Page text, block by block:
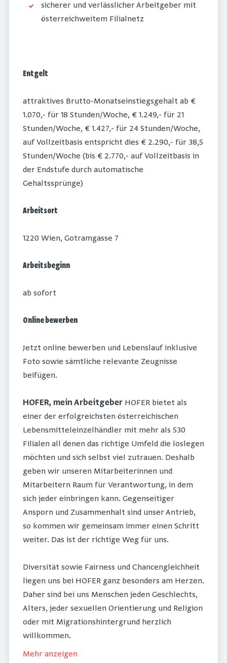
sicherer und verlässlicher Arbeitgeber mit
österreichweitem Filialnetz
Entgelt
attraktives Brutto-Monatseinstiegsgehalt ab €
1.070,- für 18 Stunden/Woche, € 1.249,- für 21
Stunden/Woche, € 1.427,- für 24 Stunden/Woche,
auf Vollzeitbasis entspricht dies € 2.290,- für 38,5
Stunden/Woche (bis € 2.770,- auf Vollzeitbasis in
der Endstufe durch automatische
Gehaltssprünge)
Arbeitsort
1220 Wien, Gotramgasse 7
Arbeitsbeginn
ab sofort
Online bewerben
Jetzt online bewerben und Lebenslauf inklusive
Foto sowie sämtliche relevante Zeugnisse
beifügen.
HOFER, mein Arbeitgeber HOFER bietet als
einer der erfolgreichsten österreichischen
Lebensmitteleinzelhändler mit mehr als 530
Filialen all denen das richtige Umfeld die loslegen
möchten und sich selbst viel zutrauen. Deshalb
geben wir unseren Mitarbeiterinnen und
Mitarbeitern Raum für Verantwortung, in dem
sich jeder einbringen kann. Gegenseitiger
Ansporn und Zusammenhalt sind unser Antrieb,
so kommen wir gemeinsam immer einen Schritt
weiter. Das ist der richtige Weg für uns.
Diversität sowie Fairness und Chancengleichheit
liegen uns bei HOFER ganz besonders am Herzen.
Daher sind bei uns Menschen jeden Geschlechts,
Alters, jeder sexuellen Orientierung und Religion
oder mit Migrationshintergrund herzlich
willkommen.
Mehr anzeigen